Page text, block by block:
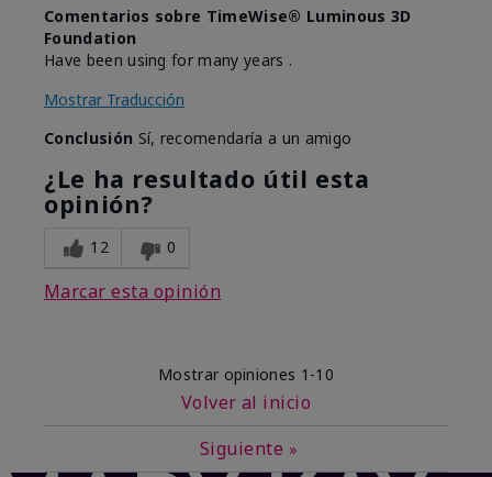
Comentarios sobre TimeWise® Luminous 3D
Foundation
Have been using for many years .
Mostrar Traducción
Conclusión Sí, recomendaría a un amigo
¿Le ha resultado útil esta
opinión?
12 0
Marcar esta opinión
Mostrar opiniones 1-10
Volver al inicio
Siguiente »